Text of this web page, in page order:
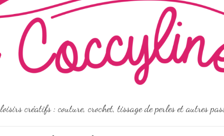
créatifs : couture, crochet, tissage de perles et autres